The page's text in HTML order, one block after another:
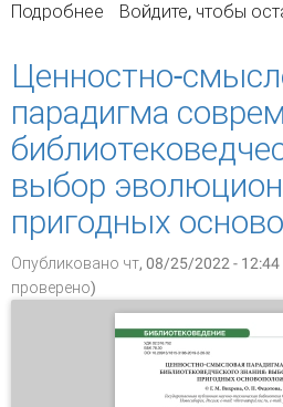
Подробнее о ПАРАДИГМА КАК
Войдите, чтобы
Ценностно-
парадигма
выбор
пригодных
Опубликовано чт, 08/25/2022 -
проверено)